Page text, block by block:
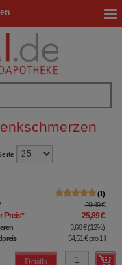
1
29,49 €
Preis* 25,89 €
3,60 €(12%)
54,51 €pro 1 l
Details